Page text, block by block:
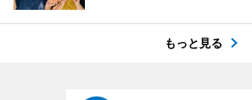
もっと見る